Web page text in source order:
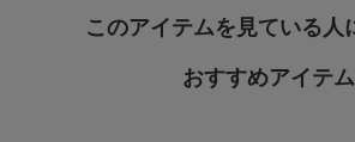
このアイテムを見ている人
おすすめアイテム